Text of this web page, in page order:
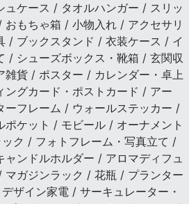
ュケース / タオルハンガー / スリッ
もちゃ箱 / 小物入れ / アクセサリ
/ ブックスタンド / 衣装ケース / イ
/ シューズボックス・靴箱 / 玄関収
貨 / ポスター / カレンダー・卓上
ングカード・ポストカード / アー
ーフレーム / ウォールステッカー /
ポケット / モビール / オーナメント
ク / フォトフレーム・写真立て /
ャンドルホルダー / アロマディフュ
マガジンラック / 花瓶 / プランター
ザイン家電 / サーキュレーター・